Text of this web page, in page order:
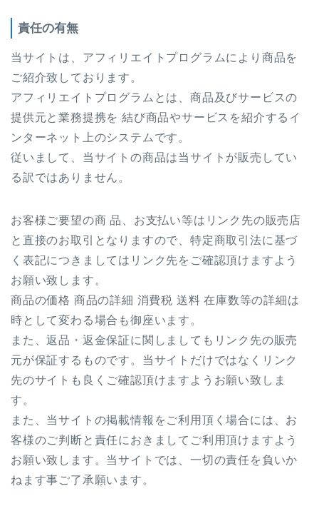
責任の有無
当サイトは、アフィリエイトプログラムにより商品を
ご紹介致しております。
アフィリエイトプログラムとは、商品及びサービスの
提供元と業務提携を 結び商品やサービスを紹介するイ
ンターネット上のシステムです。
従いまして、当サイトの商品は当サイトが販売してい
る訳ではありません。
お客様ご要望の商 品、お支払い等はリンク先の販売店
と直接のお取引となりますので、特定商取引法に基づ
く表記につきましてはリンク先をご確認頂けますよう
お願い致します。
商品の価格 商品の詳細 消費税 送料 在庫数等の詳細は
時として変わる場合も御座います。
また、返品・返金保証に関しましてもリンク先の販売
元が保証するものです。当サイトだけではなくリンク
先のサイトも良くご確認頂けますようお願い致しま
す。
また、当サイトの掲載情報をご利用頂く場合には、お
客様のご判断と責任におきましてご利用頂けますよう
お願い致します。当サイトでは、一切の責任を負いか
ねます事ご了承願います。